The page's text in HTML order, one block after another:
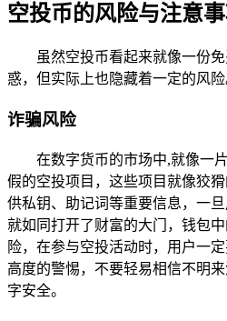
空投币的风险与注意
虽然空投币看起来就像一份
惑，但实际上也隐藏着一定的风险
诈骗风险
在数字货币的市场中,就像一
假的空投项目，这些项目就像狡
供私钥、助记词等重要信息，一
就如同打开了财富的大门，钱包
险，在参与空投活动时，用户一
高度的警惕，不要轻易相信不明
字安全。